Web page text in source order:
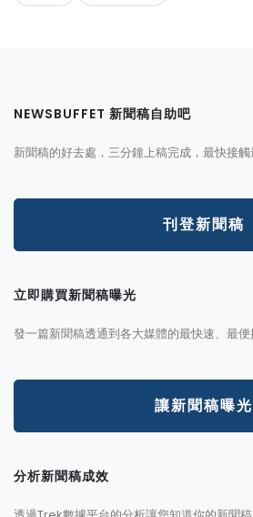
NEWSBUFFET 新聞稿自助吧
新聞稿的好去處，三分鐘上稿完成，最快接觸
刊登新聞稿
立即購買新聞稿曝光
發一篇新聞稿透通到各大媒體的最快速、最便
讓新聞稿曝光
分析新聞稿成效